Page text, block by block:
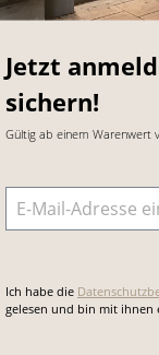
Jetzt
sichern!
Gültig ab einem Warenwert
E-Mail-Adresse
Ich habe die
gelesen und bin mit ihnen